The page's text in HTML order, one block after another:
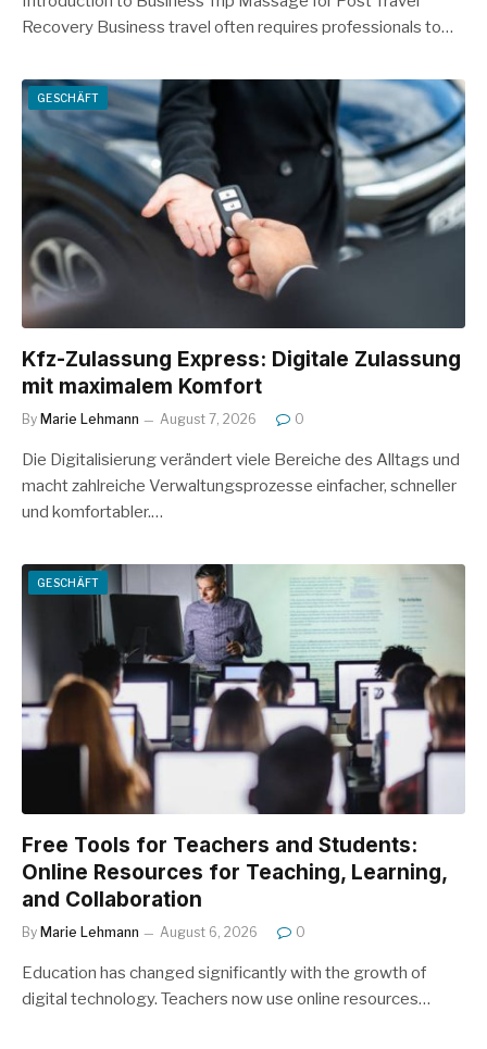
Recovery Business travel often requires professionals to…
GESCHÄFT
Kfz-Zulassung Express: Digitale Zulassung
mit maximalem Komfort
By Marie Lehmann August 7, 2026 0
Die Digitalisierung verändert viele Bereiche des Alltags und
macht zahlreiche Verwaltungsprozesse einfacher, schneller
und komfortabler.…
GESCHÄFT
Free Tools for Teachers and Students:
Online Resources for Teaching, Learning,
and Collaboration
By Marie Lehmann August 6, 2026 0
Education has changed significantly with the growth of
digital technology. Teachers now use online resources…